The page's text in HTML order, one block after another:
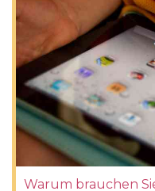
Warum brauchen